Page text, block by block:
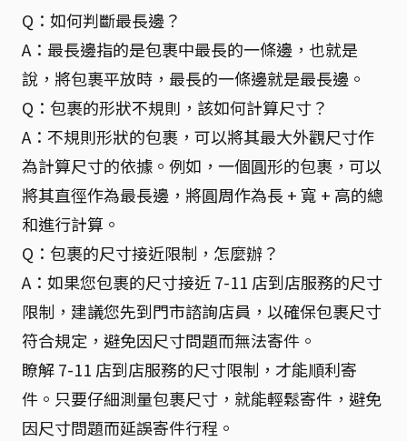
Q：如何判斷最長邊？
A：最長邊指的是包裹中最長的一條邊，也就是
說，將包裹平放時，最長的一條邊就是最長邊。
Q：包裹的形狀不規則，該如何計算尺寸？
A：不規則形狀的包裹，可以將其最大外觀尺寸作
為計算尺寸的依據。例如，一個圓形的包裹，可以
將其直徑作為最長邊，將圓周作為長 + 寬 + 高的總
和進行計算。
Q：包裹的尺寸接近限制，怎麼辦？
A：如果您包裹的尺寸接近 7-11 店到店服務的尺寸
限制，建議您先到門市諮詢店員，以確保包裹尺寸
符合規定，避免因尺寸問題而無法寄件。
瞭解 7-11 店到店服務的尺寸限制，才能順利寄
件。只要仔細測量包裹尺寸，就能輕鬆寄件，避免
因尺寸問題而延誤寄件行程。